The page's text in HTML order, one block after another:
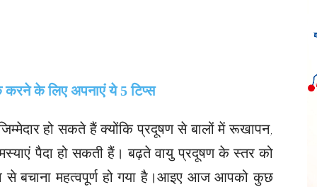
हो सकते हैं क्योंकि प्रदूषण से बालों में रूखापन,
पैदा हो सकती हैं। बढ़ते वायु प्रदूषण के स्तर को
से बचाना महत्वपूर्ण हो गया है।आइए आज आपको कुछ